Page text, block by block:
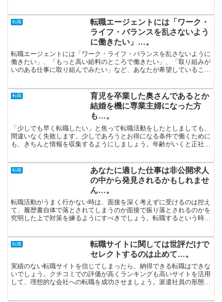
転職
転職エージェントには「ワーク・
ライフ・バランスを乱さないよう
に働きたい」…。
転職エージェントには「ワーク・ライフ・バランスを乱さないように
働きたい」、「もっと高い給料のところで働きたい」、「取り組みが
いのある仕事に取り組んでみたい」など、あなたが希望していること
転職
育児を卒業した奥さんであるとか
結婚を機に専業主婦になった方
も…。
「少しでも早く転職したい」と焦って転職活動をしたとしましても、
間違いなく失敗します。少しであろうとお得になる条件で働くために
も、きちんと情報を収集するようにしましょう。年齢がいくと正社員
転職
あなたに適した仕事は非公開求人
の中から発見されるかもしれませ
ん…。
転職活動がうまく行かない時は、面接を深く考えずに受けるのは控え
て、履歴書自体で落とされてしまうのか面接で振り落とされるのかを
究明した上で対策を練るようにすべきでしょう。転職するという時に
転職
転職サイトに関しては世評だけで
セレクトするのは止めて…。
実績のない転職サイトを信じてしまったら、納得できる転職はできな
いでしょう。クチコミでの評価が高くランキングも高いサイトを活用
して、理想的な会社への転職を成功させましょう。派遣社員の形態で